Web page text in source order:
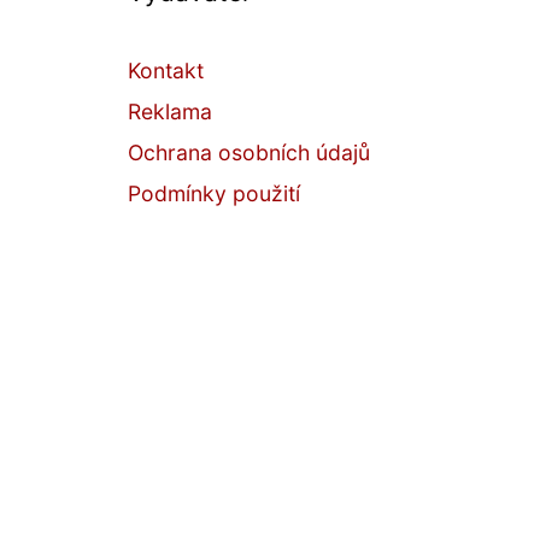
Kontakt
Reklama
Ochrana osobních údajů
Podmínky použití